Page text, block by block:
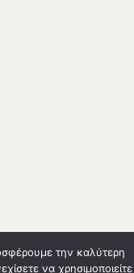
την καλύτερη
να χρησιμοποιείτε